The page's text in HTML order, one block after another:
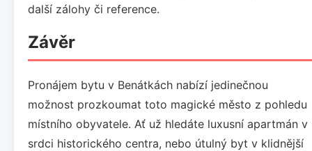
další zálohy či reference.
Závěr
Pronájem bytu v Benátkách nabízí jedinečnou
možnost prozkoumat toto magické město z pohledu
místního obyvatele. Ať už hledáte luxusní apartmán v
srdci historického centra, nebo útulný byt v klidnější